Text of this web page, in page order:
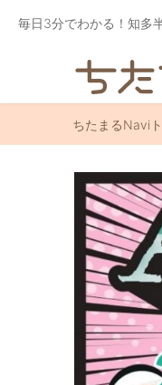
毎日3分でわかる！知多
ちたまるNavi